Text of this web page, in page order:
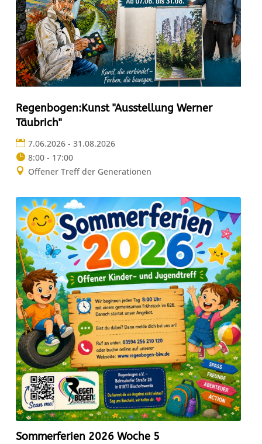
Regenbogen:Kunst "Ausstellung Werner
Täubrich"
7.06.2026 - 31.08.2026
8:00 - 17:00
Offener Treff der Generationen
Sommerferien 2026 Woche 5